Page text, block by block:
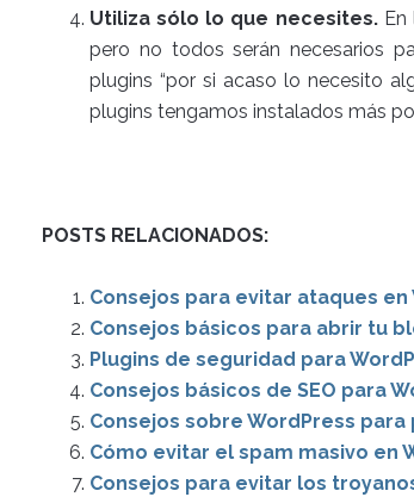
Utiliza sólo lo que necesites.
pero no todos serán necesarios
plugins “por si acaso lo necesito
plugins tengamos instalados más
POSTS RELACIONADOS:
Consejos para evitar ataques en
Consejos básicos para abrir tu
Plugins de seguridad para
Consejos básicos de SEO para
Consejos sobre WordPress
Cómo evitar el spam masivo en
Consejos para evitar los